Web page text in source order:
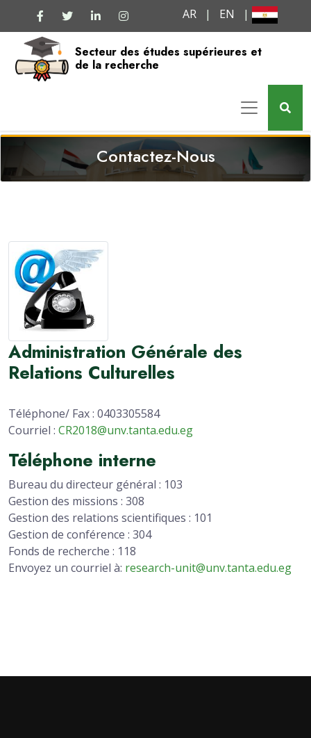
AR | EN |
Secteur des études supérieures et
de la recherche
Contactez-Nous
Administration Générale des
Relations Culturelles
Téléphone/ Fax : 0403305584
Courriel : CR2018@unv.tanta.edu.eg
Téléphone interne
Bureau du directeur général : 103
Gestion des missions : 308
Gestion des relations scientifiques : 101
Gestion de conférence : 304
Fonds de recherche : 118
Envoyez un courriel à: research-unit@unv.tanta.edu.eg